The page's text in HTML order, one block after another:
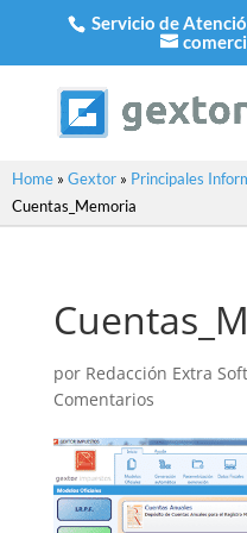
Servicio de
Home » Gextor » Principales
Cuentas_Memoria
por Redacción Extra
Comentarios